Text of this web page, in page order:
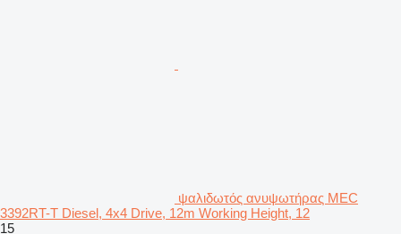
ψαλιδωτός ανυψωτήρας MEC
3392RT-T Diesel, 4x4 Drive, 12m Working Height, 12
15